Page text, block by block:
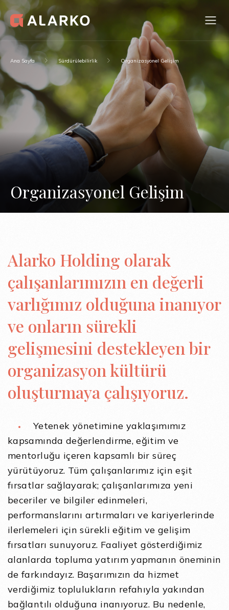
Ana Sayfa Sürdürülebilirlik Organizasyonel Gelişim
Organizasyonel Gelişim
Alarko Holding olarak
çalışanlarımızın en değerli
varlığımız olduğuna inanıyor
ve onların sürekli
gelişmesini destekleyen bir
organizasyon kültürü
oluşturmaya çalışıyoruz.
Yetenek yönetimine yaklaşımımız
kapsamında değerlendirme, eğitim ve
mentorluğu içeren kapsamlı bir süreç
yürütüyoruz. Tüm çalışanlarımız için eşit
fırsatlar sağlayarak; çalışanlarımıza yeni
beceriler ve bilgiler edinmeleri,
performanslarını artırmaları ve kariyerlerinde
ilerlemeleri için sürekli eğitim ve gelişim
fırsatları sunuyoruz. Faaliyet gösterdiğimiz
alanlarda topluma yatırım yapmanın öneminin
de farkındayız. Başarımızın da hizmet
verdiğimiz toplulukların refahıyla yakından
bağlantılı olduğuna inanıyoruz. Bu nedenle,